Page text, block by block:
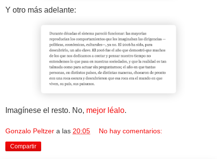
Y otro más adelante:
Imagínese el resto. No, mejor léalo.
Gonzalo Peltzer a las 20:05 No hay comentarios:
Compartir